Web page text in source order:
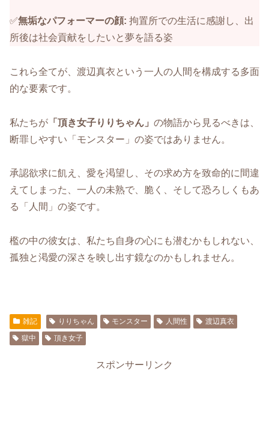
✅️無垢なパフォーマーの顔: 拘置所での生活に感謝し、出
所後は社会貢献をしたいと夢を語る姿
これら全てが、渡辺真衣という一人の人間を構成する多面
的な要素です。
私たちが 「頂き女子りりちゃん」 の物語から見るべきは、
断罪しやすい「モンスター」の姿ではありません。
承認欲求に飢え、愛を渇望し、その求め方を致命的に間違
えてしまった、一人の未熟で、脆く、そして恐ろしくもあ
る「人間」の姿です。
檻の中の彼女は、私たち自身の心にも潜むかもしれない、
孤独と渇愛の深さを映し出す鏡なのかもしれません。
雑記 りりちゃん モンスター 人間性
渡辺真衣
獄中
頂き女子
スポンサーリンク